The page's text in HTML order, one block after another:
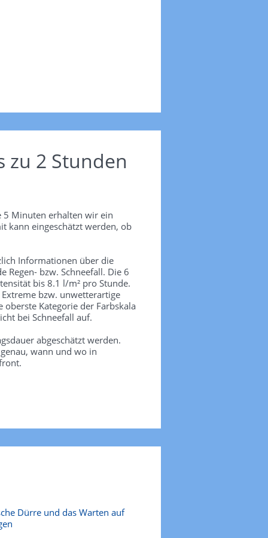
zu 2 Stunden
5 Minuten erhalten wir ein
kann eingeschätzt werden, ob
Informationen über die
Regen- bzw. Schneefall. Die 6
bis 8.1 l/m² pro Stunde.
bzw. unwetterartige
Kategorie der Farbskala
bei Schneefall auf.
abgeschätzt werden.
wann und wo in
Dürre und das Warten auf